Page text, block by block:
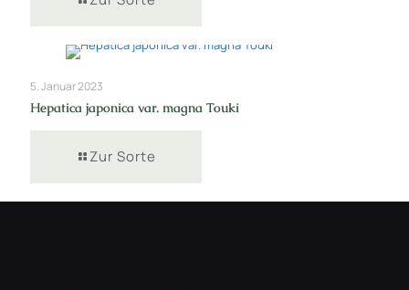
5. Januar 2023
Hepatica japonica var. magna Touki
Zur Sorte